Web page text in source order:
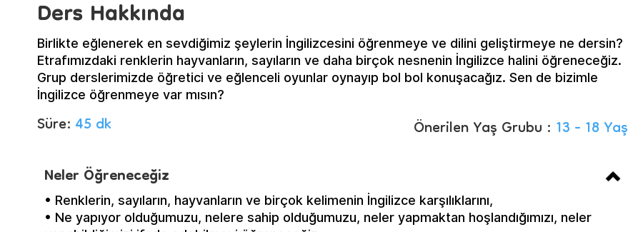
Ders Hakkında
Birlikte eğlenerek en sevdiğimiz şeylerin İngilizcesini öğrenmeye ve dilini geliştirmeye ne dersin?
Etrafımızdaki renklerin hayvanların, sayıların ve daha birçok nesnenin İngilizce halini öğreneceğiz.
Grup derslerimizde öğretici ve eğlenceli oyunlar oynayıp bol bol konuşacağız. Sen de bizimle
İngilizce öğrenmeye var mısın?
Süre:45 dk Önerilen Yaş Grubu :13 - 18 Yaş
Neler Öğreneceğiz
• Renklerin, sayıların, hayvanların ve birçok kelimenin İngilizce karşılıklarını,
• Ne yapıyor olduğumuzu, nelere sahip olduğumuzu, neler yapmaktan hoşlandığımızı, neler